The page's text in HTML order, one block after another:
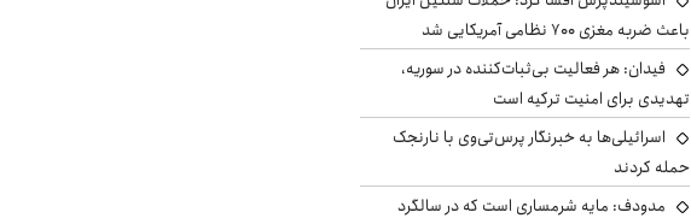
باعث ضربه مغزی ۷۰۰ نظامی آمریکایی شد
فیدان: هر فعالیت بی‌ثبات‌کننده در سوریه،
تهدیدی برای امنیت ترکیه است
اسرائیلی‌ها به خبرنگار پرس‌تی‌وی با نارنجک
حمله کردند
مدودف: مایه شرمساری است که در سالگرد